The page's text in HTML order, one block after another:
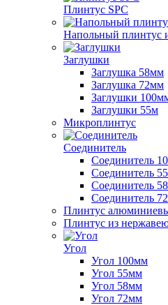
Плинтус SPC
Напольный плинтус
Заглушки
Заглушка 58мм
Заглушка 72мм
Заглушки
Заглушки 55м
Микроплинтус
Соединитель
Соединитель
Соединитель
Соединитель
Соединитель
Плинтус
Плинтус из
Угол
Угол 100мм
Угол 55мм
Угол 58мм
Угол 72мм